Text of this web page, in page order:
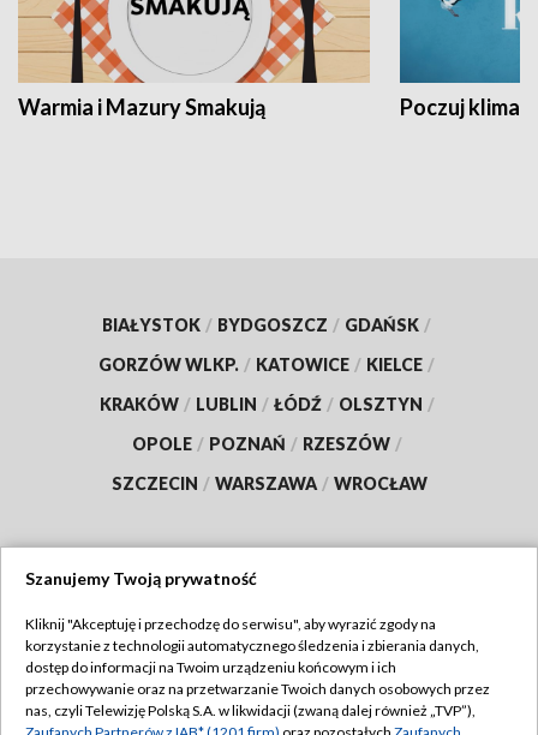
Warmia i Mazury Smakują Poczuj klimat
BIAŁYSTOK / BYDGOSZCZ / GDAŃSK /
GORZÓW WLKP. / KATOWICE / KIELCE /
KRAKÓW / LUBLIN / ŁÓDŹ / OLSZTYN /
OPOLE / POZNAŃ / RZESZÓW /
SZCZECIN / WARSZAWA / WROCŁAW
TVP
Abonament TVP
Emisja w TVP
Regulamin TVP
Szanujemy Twoją prywatność
Kliknij "Akceptuję i przechodzę do serwisu", aby wyrazić zgody na
korzystanie z technologii automatycznego śledzenia i zbierania danych,
dostęp do informacji na Twoim urządzeniu końcowym i ich
przechowywanie oraz na przetwarzanie Twoich danych osobowych przez
nas, czyli Telewizję Polską S.A. w likwidacji (zwaną dalej również „TVP”),